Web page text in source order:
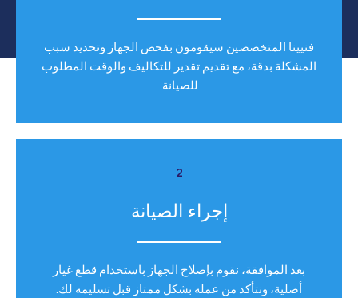
فنيينا المتخصصين سيقومون بفحص الجهاز وتحديد سبب
المشكلة بدقة، مع تقديم تقدير للتكاليف والوقت المطلوب
للصيانة.
2
إجراء الصيانة
بعد الموافقة، نقوم بإصلاح الجهاز باستخدام قطع غيار
أصلية، ونتأكد من عمله بشكل ممتاز قبل تسليمه لك.